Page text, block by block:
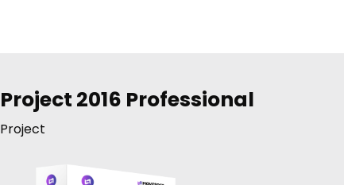
Project 2016 Professional
Project